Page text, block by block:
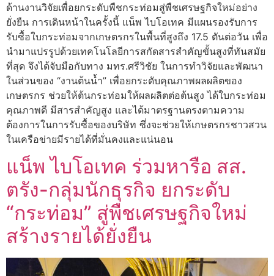
ด้านงานวิจัยเพื่อยกระดับพืชกระท่อมสู่พืชเศรษฐกิจใหม่อย่าง
ยั่งยืน การเดินหน้าในครั้งนี้ แน็พ ไบโอเทค มีแผนรองรับการ
รับซื้อใบกระท่อมจากเกษตรกรในพื้นที่สูงถึง 17.5 ตันต่อวัน เพื่อ
นำมาแปรรูปด้วยเทคโนโลยีการสกัดสารสำคัญขั้นสูงที่ทันสมัย
ที่สุด จึงได้จับมือกับทาง มทร.ศรีวิชัย ในการทำวิจัยและพัฒนา
ในส่วนของ “งานต้นน้ำ” เพื่อยกระดับคุณภาพผลผลิตของ
เกษตรกร ช่วยให้ต้นกระท่อมให้ผลผลิตต่อต้นสูง ได้ใบกระท่อม
คุณภาพดี มีสารสำคัญสูง และได้มาตรฐานตรงตามความ
ต้องการในการรับซื้อของบริษัท ซึ่งจะช่วยให้เกษตรกรชาวสวน
ในเครือข่ายมีรายได้ที่มั่นคงและแน่นอน
แน็พ ไบโอเทค ร่วมหารือ สส.
ตรัง-กลุ่มนักธุรกิจ ยกระดับ
“กระท่อม” สู่พืชเศรษฐกิจใหม่
สร้างรายได้ยั่งยืน